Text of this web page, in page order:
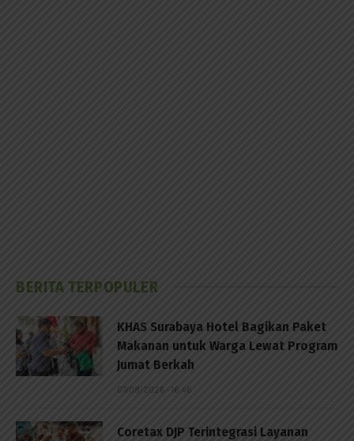
BERITA TERPOPULER
KHAS Surabaya Hotel Bagikan Paket
Makanan untuk Warga Lewat Program
Jumat Berkah
07/08/2026 - 16:46
Coretax DJP Terintegrasi Layanan